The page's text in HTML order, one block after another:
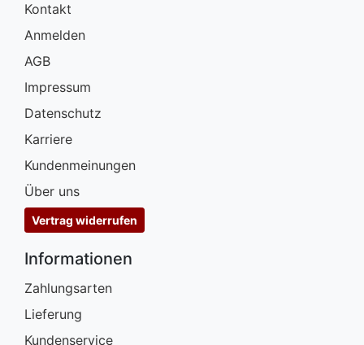
Kontakt
Anmelden
AGB
Impressum
Datenschutz
Karriere
Kundenmeinungen
Über uns
Vertrag widerrufen
Informationen
Zahlungsarten
Lieferung
Kundenservice